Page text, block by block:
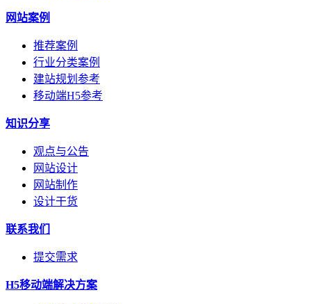
网站案例
推荐案例
行业分类案例
建站规划参考
移动端H5参考
知识分享
观点与公告
网站设计
网站制作
设计干货
联系我们
提交需求
H5移动端解决方案